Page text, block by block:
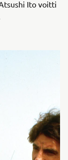
Ito voitti